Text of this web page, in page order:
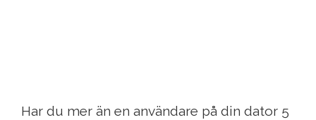
Har du mer än en användare på din dator 5